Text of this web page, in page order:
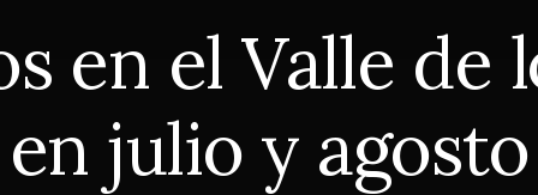
en el Valle de
en julio y agosto